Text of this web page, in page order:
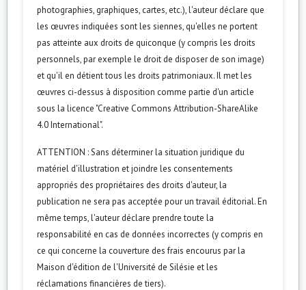
photographies, graphiques, cartes, etc.), l'auteur déclare que
les œuvres indiquées sont les siennes, qu'elles ne portent
pas atteinte aux droits de quiconque (y compris les droits
personnels, par exemple le droit de disposer de son image)
et qu'il en détient tous les droits patrimoniaux. Il met les
œuvres ci-dessus à disposition comme partie d'un article
sous la licence "Creative Commons Attribution-ShareAlike
4.0 International".
ATTENTION : Sans déterminer la situation juridique du
matériel d'illustration et joindre les consentements
appropriés des propriétaires des droits d'auteur, la
publication ne sera pas acceptée pour un travail éditorial. En
même temps, l'auteur déclare prendre toute la
responsabilité en cas de données incorrectes (y compris en
ce qui concerne la couverture des frais encourus par la
Maison d'édition de l'Université de Silésie et les
réclamations financières de tiers).